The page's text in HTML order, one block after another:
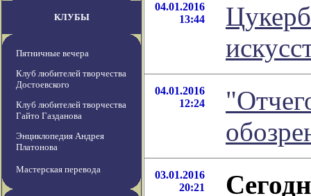
КЛУБЫ
Пятничные вечера
Клуб любителей творчества
Достоевского
Клуб любителей творчества
Гайто Газданова
Энциклопедия Андрея
Платонова
Мастерская перевода
04.01.2016
13:44
04.01.2016
12:24
03.01.2016
20:21